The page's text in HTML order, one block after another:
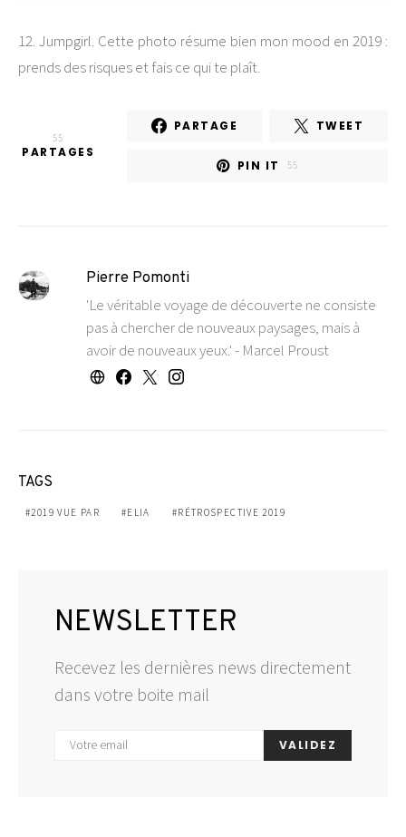
12. Jumpgirl. Cette photo résume bien mon mood en 2019 :
prends des risques et fais ce qui te plaît.
55
PARTAGES
PARTAGE TWEET
PIN IT 55
Pierre Pomonti
'Le véritable voyage de découverte ne consiste
pas à chercher de nouveaux paysages, mais à
avoir de nouveaux yeux.' - Marcel Proust
TAGS
2019 VUE PAR ELIA RÉTROSPECTIVE 2019
NEWSLETTER
Recevez les dernières news directement
dans votre boite mail
VALIDEZ